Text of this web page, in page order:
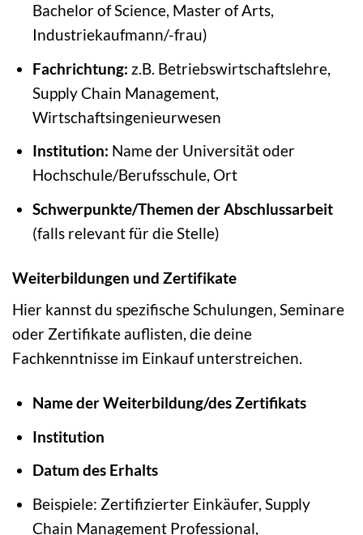
Bachelor of Science, Master of Arts,
Industriekaufmann/-frau)
Fachrichtung: z.B. Betriebswirtschaftslehre,
Supply Chain Management,
Wirtschaftsingenieurwesen
Institution: Name der Universität oder
Hochschule/Berufsschule, Ort
Schwerpunkte/Themen der Abschlussarbeit
(falls relevant für die Stelle)
Weiterbildungen und Zertifikate
Hier kannst du spezifische Schulungen, Seminare
oder Zertifikate auflisten, die deine
Fachkenntnisse im Einkauf unterstreichen.
Name der Weiterbildung/des Zertifikats
Institution
Datum des Erhalts
Beispiele: Zertifizierter Einkäufer, Supply
Chain Management Professional,